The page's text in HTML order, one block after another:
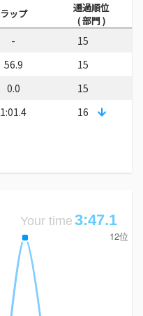
ラップ
通過順位
( 部門 )
-
15
56.9
15
0.0
15
1:01.4 16
Your time 3:47.1